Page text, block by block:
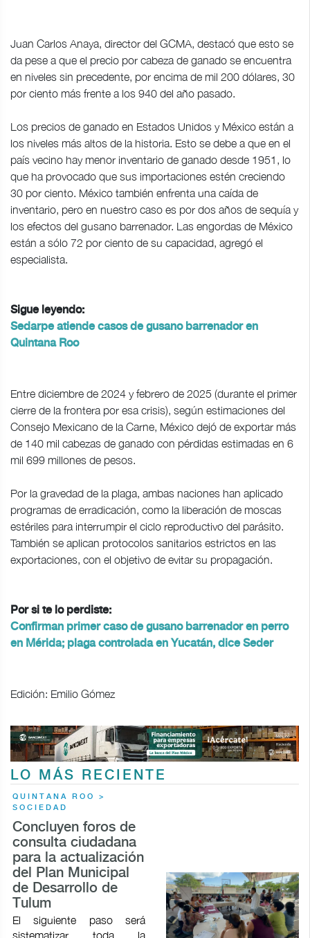
Juan Carlos Anaya, director del GCMA, destacó que esto se
da pese a que el precio por cabeza de ganado se encuentra
en niveles sin precedente, por encima de mil 200 dólares, 30
por ciento más frente a los 940 del año pasado.
Los precios de ganado en Estados Unidos y México están a
los niveles más altos de la historia. Esto se debe a que en el
país vecino hay menor inventario de ganado desde 1951, lo
que ha provocado que sus importaciones estén creciendo
30 por ciento. México también enfrenta una caída de
inventario, pero en nuestro caso es por dos años de sequía y
los efectos del gusano barrenador. Las engordas de México
están a sólo 72 por ciento de su capacidad, agregó el
especialista.
Sigue leyendo:
Sedarpe atiende casos de gusano barrenador en
Quintana Roo
Entre diciembre de 2024 y febrero de 2025 (durante el primer
cierre de la frontera por esa crisis), según estimaciones del
Consejo Mexicano de la Carne, México dejó de exportar más
de 140 mil cabezas de ganado con pérdidas estimadas en 6
mil 699 millones de pesos.
Por la gravedad de la plaga, ambas naciones han aplicado
programas de erradicación, como la liberación de moscas
estériles para interrumpir el ciclo reproductivo del parásito.
También se aplican protocolos sanitarios estrictos en las
exportaciones, con el objetivo de evitar su propagación.
Por si te lo perdiste:
Confirman primer caso de gusano barrenador en perro
en Mérida; plaga controlada en Yucatán, dice Seder
Edición: Emilio Gómez
LO MÁS RECIENTE
QUINTANA ROO >
SOCIEDAD
Concluyen foros de
consulta ciudadana
para la actualización
del Plan Municipal
de Desarrollo de
Tulum
El siguiente paso será
sistematizar toda la